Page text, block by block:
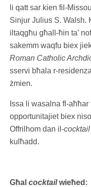
li qatt sar kien fil-
Sinjur Julius S. Walsh.
iltaqgħu għall-ħin ta’
sakemm waqfu biex
Roman Catholic
sservi bħala r-
żmien.
Issa li wasalna fl-
opportunitajiet biex
Offrilhom dan il-cocktail
kulħadd.
Għal cocktailwieħed: